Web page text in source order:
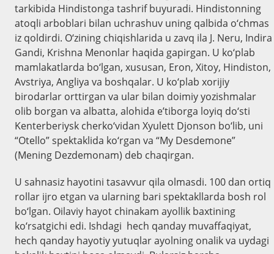
tarkibida Hindistonga tashrif buyuradi. Hindistonning
atoqli arboblari bilan uchrashuv uning qalbida o‘chmas
iz qoldirdi. O‘zining chiqishlarida u zavq ila J. Neru, Indira
Gandi, Krishna Menonlar haqida gapirgan. U ko‘plab
mamlakatlarda bo‘lgan, xususan, Eron, Xitoy, Hindiston,
Avstriya, Angliya va boshqalar. U ko‘plab xorijiy
birodarlar orttirgan va ular bilan doimiy yozishmalar
olib borgan va albatta, alohida e’tiborga loyiq do‘sti
Kenterberiysk cherko‘vidan Xyulett Djonson bo‘lib, uni
“Otello” spektaklida ko‘rgan va “My Desdemone”
(Mening Dezdemonam) deb chaqirgan.
U sahnasiz hayotini tasavvur qila olmasdi. 100 dan ortiq
rollar ijro etgan va ularning bari spektakllarda bosh rol
bo‘lgan. Oilaviy hayot chinakam ayollik baxtining
ko‘rsatgichi edi. Ishdagi hech qanday muvaffaqiyat,
hech qanday hayotiy yutuqlar ayolning onalik va uydagi